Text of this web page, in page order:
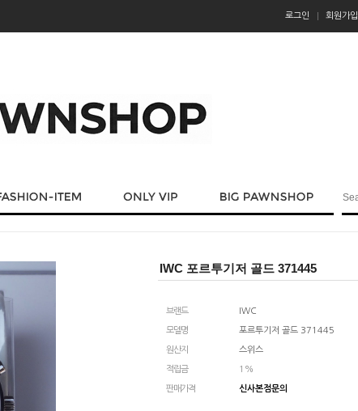
로그인 회원가입
IWC 포르투기저 골드 371445
브랜드 IWC
모델명 포르투기저 골드 371445
원산지 스위스
적립금 1%
판매가격 신사본점문의